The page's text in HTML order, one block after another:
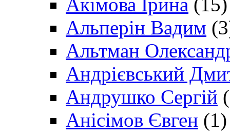
Альперін Вадим
Альтман
Андрієвський
Андрушко Сергій
Анісімов Євген (1)